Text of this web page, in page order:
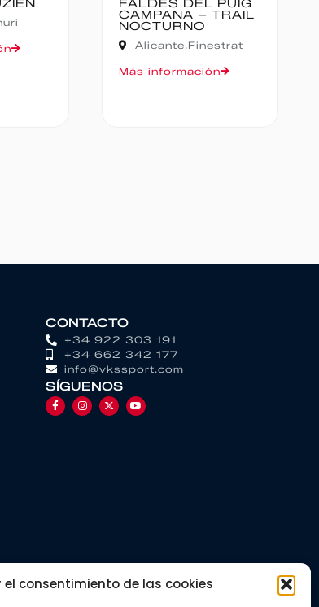
el consentimiento de las cookies
PUIG
Finestrat
CANFRANC-
CANFRANC
Huesca,
CONTACTO
+34 922 303 191
+34 662 342 177
info@vkssport.com
SÍGUENOS